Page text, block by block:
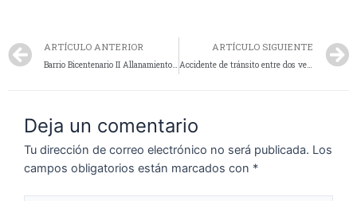
ARTÍCULO ANTERIOR
Barrio Bicentenario II Allanamiento y secuestro de elementos vinculados a hechos de robo
ARTÍCULO SIGUIENTE
Accidente de tránsito entre dos vehículos deja conductores lesionados
Deja un comentario
Tu dirección de correo electrónico no será publicada. Los
campos obligatorios están marcados con *